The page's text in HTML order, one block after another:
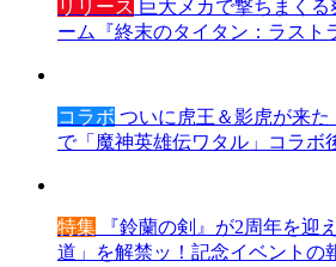
リリース 巨大メカで撃ちまく
ーム『終末のタイタン：ラスト
コラボ ついに虎王＆影虎が来た
で「魔神英雄伝ワタル」コラボ
特集 『鈴蘭の剣』が2周年を迎
道」を解禁ッ！記念イベントの